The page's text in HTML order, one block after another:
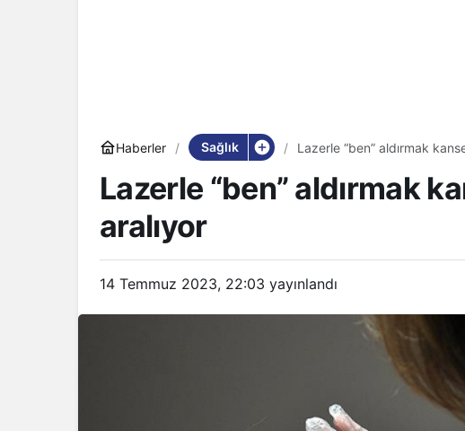
Haberler Sağlık Lazerle “ben” aldırmak
Lazerle “ben” aldırmak
aralıyor
14 Temmuz 2023, 22:03 yayınlandı